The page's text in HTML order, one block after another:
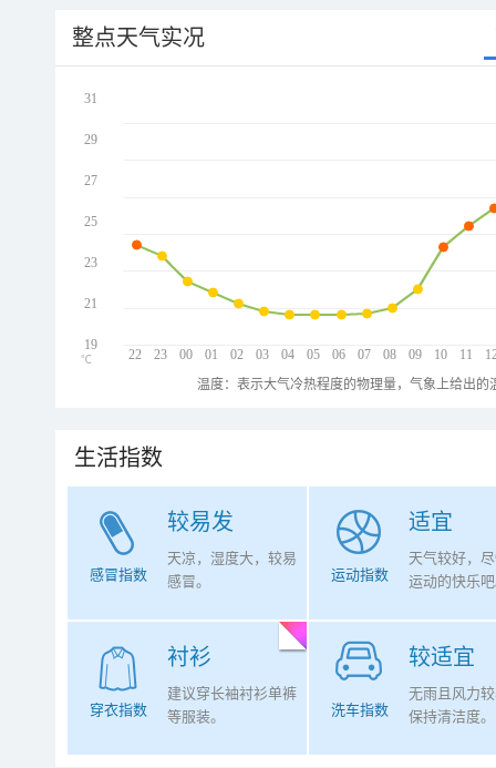
整点天气实况
22 23 00 01 02 03 04 05 06 07 08 09 10 11
31
29
27
25
23
21
19
℃
温度：表示大气冷热程度的物理量，气象上给出
生活指数
较易发
感冒指数
天凉，湿度大，较易
感冒。
适宜
运动指数
天气较好，
运动的快乐
衬衫
穿衣指数
建议穿长袖衬衫单裤
等服装。
较适宜
洗车指数
无雨且风力
保持清洁度。